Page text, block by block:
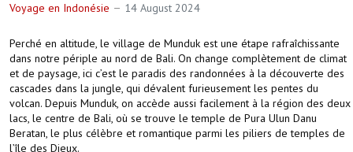
Voyage en Indonésie 14 August 2024
Perché en altitude, le village de Munduk est une étape rafraîchissante
dans notre périple au nord de Bali. On change complètement de climat
et de paysage, ici c’est le paradis des randonnées à la découverte des
cascades dans la jungle, qui dévalent furieusement les pentes du
volcan. Depuis Munduk, on accède aussi facilement à la région des deux
lacs, le centre de Bali, où se trouve le temple de Pura Ulun Danu
Beratan, le plus célèbre et romantique parmi les piliers de temples de
l’île des Dieux.